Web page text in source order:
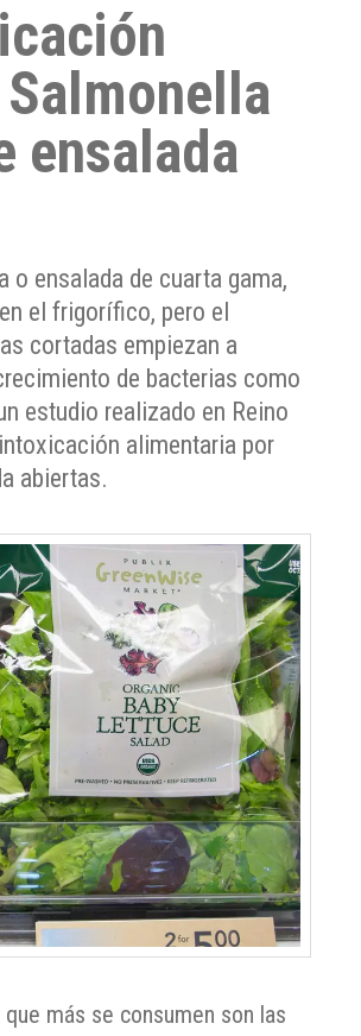
ensalada
o ensalada de cuarta gama,
el frigorífico, pero el
cortadas empiezan a
de bacterias como
estudio realizado en Reino
alimentaria por
abiertas.
que más se consumen son las